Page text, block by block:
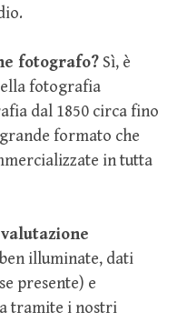
fotografo? Sì, è
fotografia
dal 1850 circa fino
formato che
in tutta
illuminate, dati
presente) e
tramite i nostri